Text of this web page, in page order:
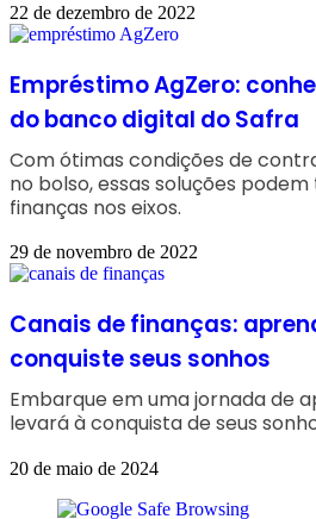
22 de dezembro de 2022
Empréstimo AgZero:
do banco digital do Safra
Com ótimas condições de
no bolso, essas soluções
finanças nos eixos.
29 de novembro de 2022
Canais de finanças:
conquiste seus sonhos
Embarque em uma jornada de
levará à conquista de seus
20 de maio de 2024